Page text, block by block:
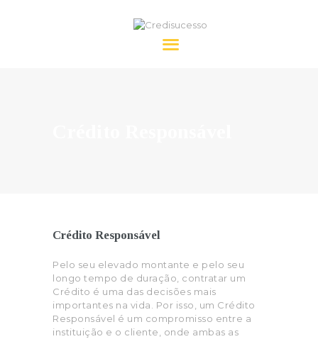
Credisucesso
Crédito Responsável
Pelo seu elevado montante e pelo seu
longo tempo de duração, contratar um
Crédito é uma das decisões mais
importantes na vida. Por isso, um Crédito
Responsável é um compromisso entre a
instituição e o cliente, onde ambas as